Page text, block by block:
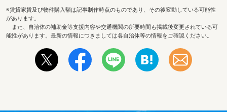
※賃貸家賃及び物件購入額は記事制作時点のものであり、その後変動している可能性
があります。
また、自治体の補助金等支援内容や交通機関の所要時間も掲載後変更されている可
能性があります。最新の情報につきましては各自治体等の情報をご確認ください。